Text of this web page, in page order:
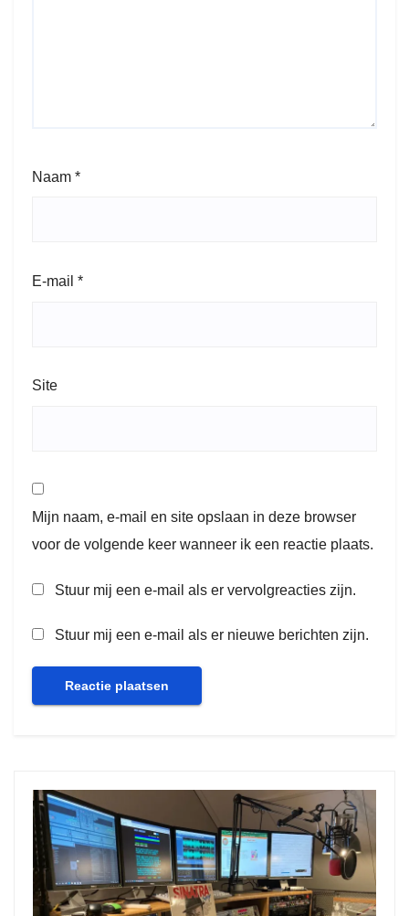
Naam *
E-mail *
Site
Mijn naam, e-mail en site opslaan in deze browser
voor de volgende keer wanneer ik een reactie plaats.
Stuur mij een e-mail als er vervolgreacties zijn.
Stuur mij een e-mail als er nieuwe berichten zijn.